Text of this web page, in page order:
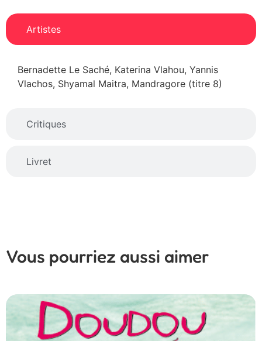
Artistes
Critiques
Livret
Bernadette Le Saché, Katerina Vlahou, Yannis
Vlachos, Shyamal Maitra, Mandragore (titre 8)
Vous pourriez aussi aimer